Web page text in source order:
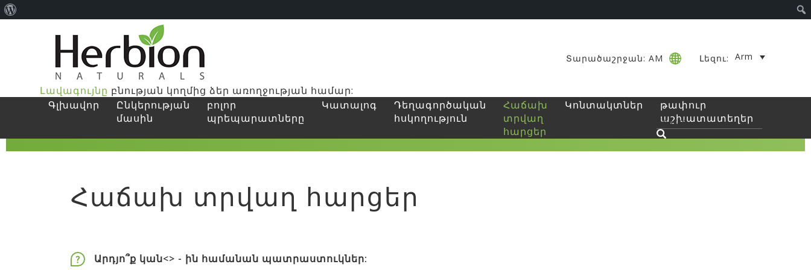
Լավագույնը բնության կողմից ձեր առողջության համար:
Տարածաշրջան: AM Լեզու: Arm
Գլխավոր
Ընկերության
մասին
բոլոր
պրեպարատները
Կատալոգ
Դեղագործական
հսկողություն
Հաճախ
տրվաղ
հարցեր
Կոնտակտներ
թափուր
աշխատատեղեր
Հաճախ տրվաղ հարցեր
Արդյո՞ք կան<> - ին համանան պատրաստուկներ: